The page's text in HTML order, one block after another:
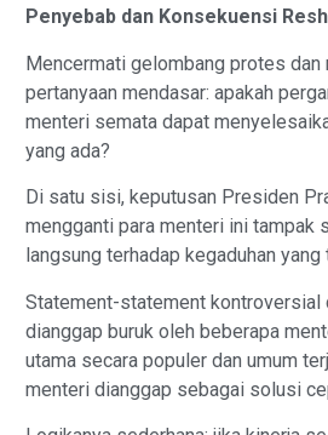
Penyebab dan Konsekuensi
​Mencermati gelombang protes dan
pertanyaan mendasar: apakah
menteri semata dapat
yang ada?
Di satu sisi, keputusan Presiden
mengganti para menteri ini tampak
langsung terhadap kegaduhan yang
Statement-statement kontroversial
dianggap buruk oleh beberapa
utama secara populer dan umum
menteri dianggap sebagai solusi